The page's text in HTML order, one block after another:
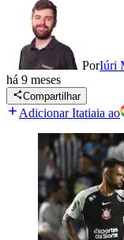
PorIúri
há 9 meses
Compartilhar
Adicionar Itatiaia ao